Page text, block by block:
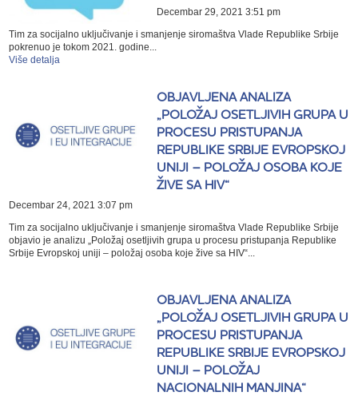
Decembar 29, 2021 3:51 pm
Tim za socijalno uključivanje i smanjenje siromaštva Vlade Republike Srbije
pokrenuo je tokom 2021. godine...
Više detalja
OBJAVLJENA ANALIZA
„POLOŽAJ OSETLJIVIH GRUPA U
PROCESU PRISTUPANJA
REPUBLIKE SRBIJE EVROPSKOJ
UNIJI – POLOŽAJ OSOBA KOJE
ŽIVE SA HIV“
Decembar 24, 2021 3:07 pm
Tim za socijalno uključivanje i smanjenje siromaštva Vlade Republike Srbije
objavio je analizu „Položaj osetljivih grupa u procesu pristupanja Republike
Srbije Evropskoj uniji – položaj osoba koje žive sa HIV“...
OBJAVLJENA ANALIZA
„POLOŽAJ OSETLJIVIH GRUPA U
PROCESU PRISTUPANJA
REPUBLIKE SRBIJE EVROPSKOJ
UNIJI – POLOŽAJ
NACIONALNIH MANJINA“